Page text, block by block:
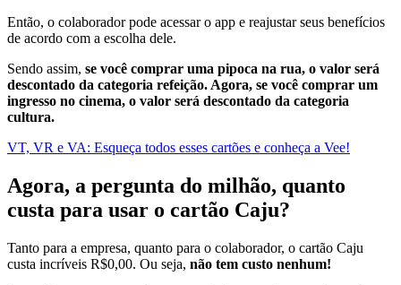
Então, o colaborador pode acessar o app e reajustar seus benefícios
de acordo com a escolha dele.
Sendo assim, se você comprar uma pipoca na rua, o valor será
descontado da categoria refeição. Agora, se você comprar um
ingresso no cinema, o valor será descontado da categoria
cultura.
VT, VR e VA: Esqueça todos esses cartões e conheça a Vee!
Agora, a pergunta do milhão, quanto
custa para usar o cartão Caju?
Tanto para a empresa, quanto para o colaborador, o cartão Caju
custa incríveis R$0,00. Ou seja, não tem custo nenhum!